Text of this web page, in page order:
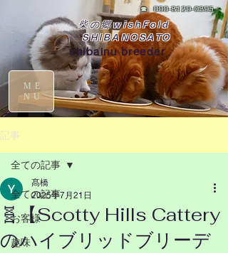
☎090-8129-0395
柴の郷wishFold
SHIBANOSATO
shibainu breeder
ME
NU
記事
全ての記事
お客様
趣味
全ての記事
🧬【Scotty Hills Cattery
のハイブリッドブリーデ
髙橋
2025年7月21日